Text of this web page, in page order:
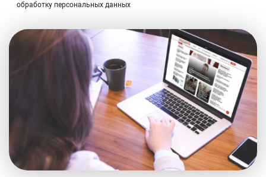
обработку персональных данных